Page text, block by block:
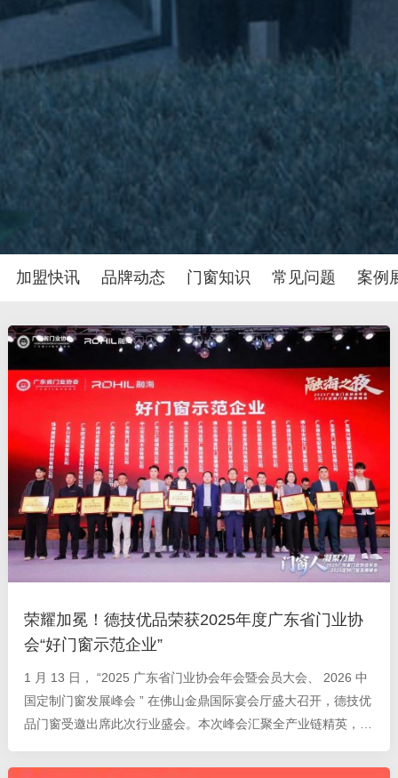
加盟快讯 品牌动态 门窗知识 常见问题 案例
荣耀加冕！德技优品荣获2025年度广东省门业协
会“好门窗示范企业”
1 月 13 日， “2025 广东省门业协会年会暨会员大会、 2026 中
国定制门窗发展峰会 ” 在佛山金鼎国际宴会厅盛大召开，德技优
品门窗受邀出席此次行业盛会。本次峰会汇聚全产业链精英，涵
多重核心环节，为定制门